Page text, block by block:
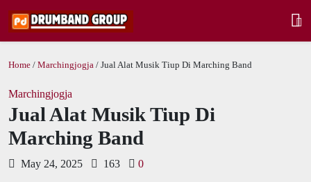
Home / Marchingjogja / Jual Alat Musik Tiup Di Marching Band
Marchingjogja
Jual Alat Musik Tiup Di
Marching Band
May 24, 2025 163 0